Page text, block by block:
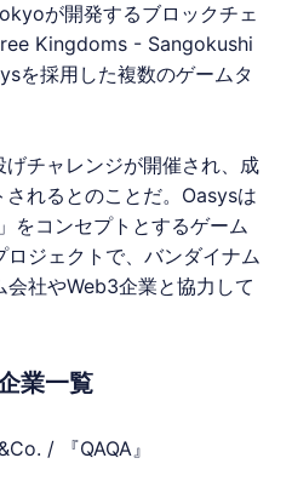
が開発するブロックチェ
Kingdoms - Sangokushi
を採用した複数のゲームタ
チャレンジが開催され、成
れるとのことだ。 Oasysは
をコンセプトとするゲーム
ジェクトで、バンダイナム
社やWeb3企業と協力して
業一覧
/ 『QAQA』